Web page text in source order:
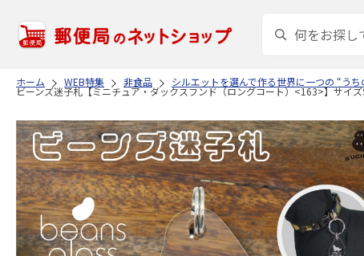
ホーム WEB特集 非食品 シルエットを選んで作る世界に一つの “うち
ビーンズ迷子札【ミニチュア・ダックスフンド（ロングコート）<163>】サイ